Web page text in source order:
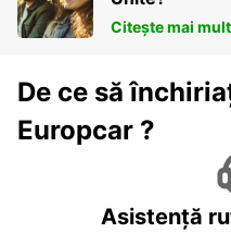
Citește mai mult
De ce să
Europcar ?
Asistență